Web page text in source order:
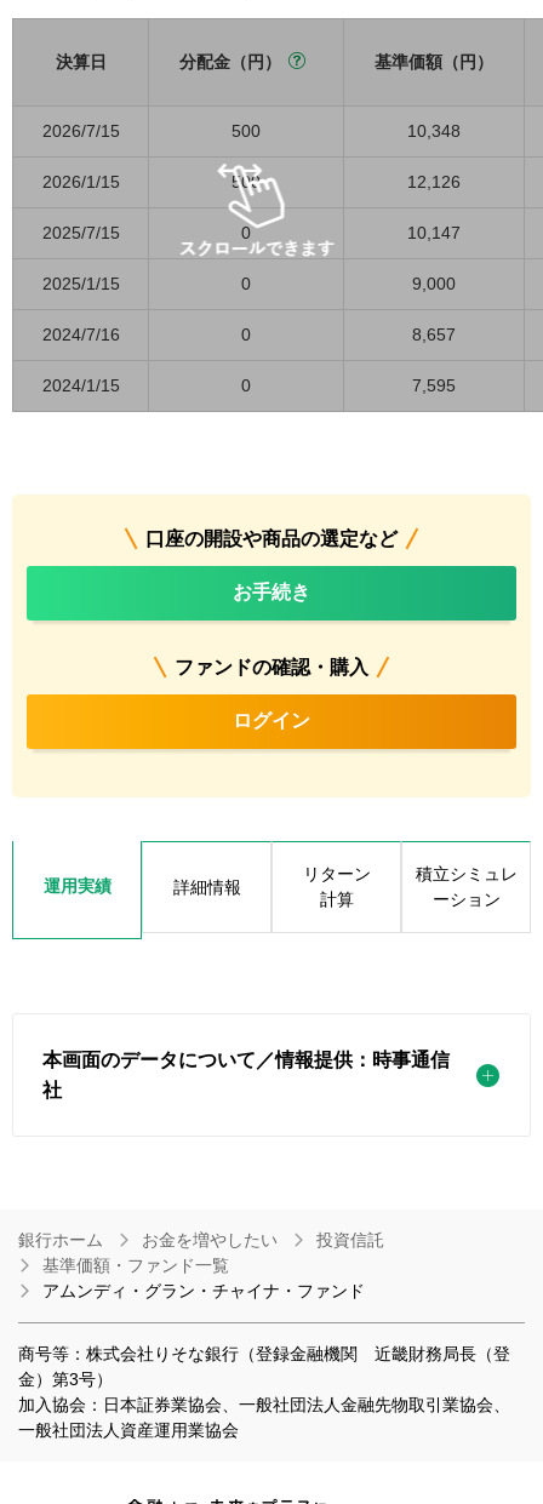
決算日 分配金（円） 基準価額（円）
2026/7/15 500 10,348
2026/1/15 500 12,126
2025/7/15 0 10,147
2025/1/15 0 9,000
2024/7/16 0 8,657
2024/1/15 0 7,595
口座の開設や商品の選定など
お手続き
ファンドの確認・購入
ログイン
運用実績 詳細情報
リターン
計算
積立シミュレ
ーション
本画面のデータについて／情報提供：時事通信
社
銀行ホーム お金を増やしたい
投資信託
基準価額・ファンド一覧
アムンディ・グラン・チャイナ・ファンド
商号等：株式会社りそな銀行（登録金融機関 近畿財務局長（登
金）第3号）
加入協会：日本証券業協会、一般社団法人金融先物取引業協会、
一般社団法人資産運用業協会